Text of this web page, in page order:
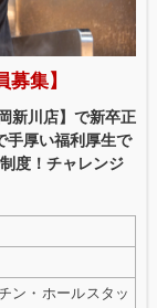
集】
新川店】で新卒正
手厚い福利厚生で
度！チャレンジ
ン・ホールスタッ